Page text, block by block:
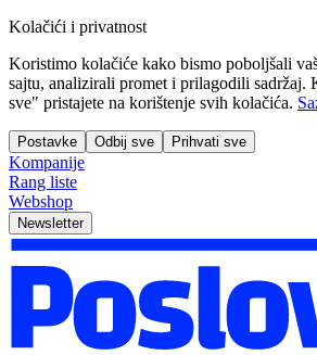
Kolačići i privatnost
Koristimo kolačiće kako bismo poboljšali
sajtu, analizirali promet i prilagodili sadržaj.
sve" pristajete na korištenje svih kolačića.
Postavke Odbij sve Prihvati sve
Kompanije
Rang liste
Webshop
Newsletter